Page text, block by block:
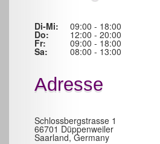
Di-Mi: 09:00 - 18:00
Do: 12:00 - 20:00
Fr: 09:00 - 18:00
Sa: 08:00 - 13:00
Adresse
Schlossbergstrasse 1
66701 Düppenweiler
Saarland, Germany